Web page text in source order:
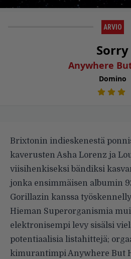
ARVIO
Sorry
Anywhere
Domino
Brixtonin indieskenestä
kaverusten Asha Lorenz ja
viisihenkiseksi bändiksi
jonka ensimmäisen albumin
Gorillazin kanssa
Hieman Superorganismia
elektronisempi levy sisälsi
potentiaalisia listahittejä;
kimurantimpi Anywhere But